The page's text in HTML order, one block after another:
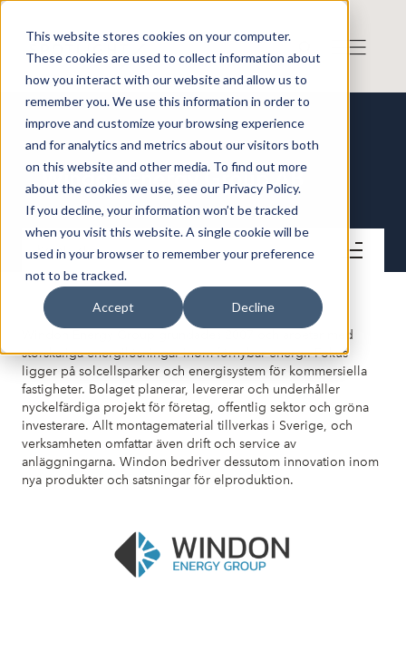
This website stores cookies on your computer.
These cookies are used to collect information about
how you interact with our website and allow us to
remember you. We use this information in order to
improve and customize your browsing experience
and for analytics and metrics about our visitors both
on this website and other media. To find out more
about the cookies we use, see our Privacy Policy.
If you decline, your information won’t be tracked
when you visit this website. A single cookie will be
used in your browser to remember your preference
not to be tracked.
Accept Decline
Windon Energy Group AB
Kontakt
Windon Energy Group grundades 2007 och arbetar med
storskaliga energilösningar inom förnybar energi. Fokus
ligger på solcellsparker och energisystem för kommersiella
fastigheter. Bolaget planerar, levererar och underhåller
nyckelfärdiga projekt för företag, offentlig sektor och gröna
investerare. Allt montagematerial tillverkas i Sverige, och
verksamheten omfattar även drift och service av
anläggningarna. Windon bedriver dessutom innovation inom
nya produkter och satsningar för elproduktion.